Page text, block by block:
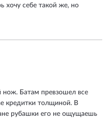
хочу себе такой же, но
нож. Батам превзошел все
кредитки толщиной. В
рубашки его не ощущаешь